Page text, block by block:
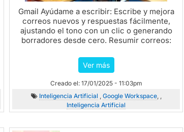
Gmail Ayúdame a escribir: Escribe y mejora
correos nuevos y respuestas fácilmente,
ajustando el tono con un clic o generando
borradores desde cero. Resumir correos:
Ver más
Creado el: 17/01/2025 - 11:03pm
Inteligencia Artificial , Google Workspace, ,
Inteligencia Artificial